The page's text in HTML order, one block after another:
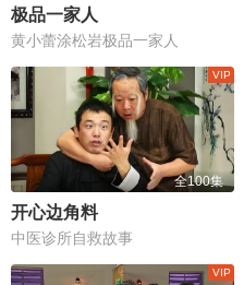
极品一家人
黄小蕾涂松岩极品一家人
全100集
开心边角料
中医诊所自救故事